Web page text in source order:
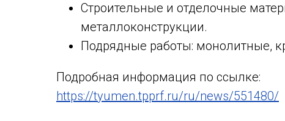
Строительные и отделочные
металлоконструкции.
Подрядные работы: монолитные,
Подробная информация по ссылке:
https://tyumen.tpprf.ru/ru/news/551480/